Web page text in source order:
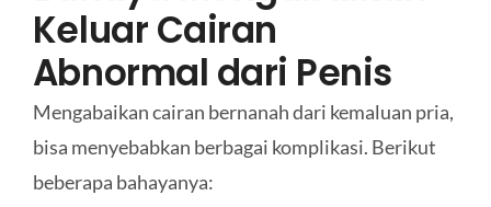
Keluar Cairan
Abnormal dari Penis
Mengabaikan cairan bernanah dari kemaluan pria,
bisa menyebabkan berbagai komplikasi. Berikut
beberapa bahayanya: